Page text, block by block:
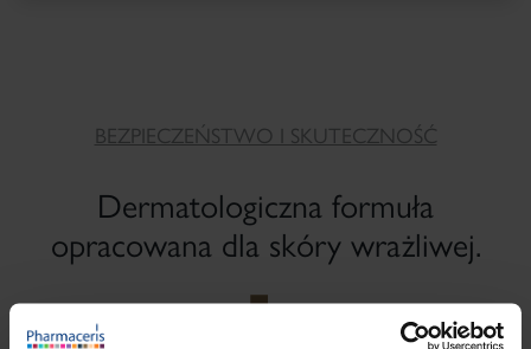
BEZPIECZEŃSTWO I SKUTECZNOŚĆ
Dermatologiczna formuła
opracowana dla skóry wrażliwej.